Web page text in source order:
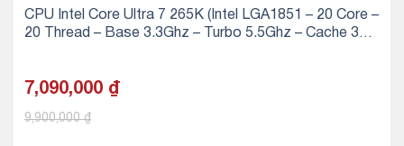
CPU Intel Core Ultra 7 265K (Intel LGA1851 – 20 Core –
20 Thread – Base 3.3Ghz – Turbo 5.5Ghz – Cache 30M
7,090,000 ₫
9,900,000₫